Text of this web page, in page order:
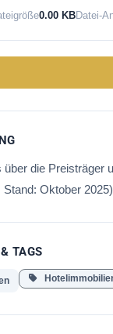
0.00 KBDatei-
über die Preisträger
Oktober
TAGS